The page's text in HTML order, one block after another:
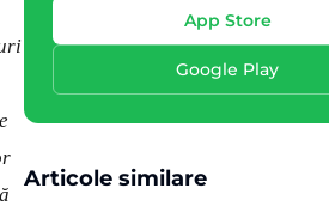
App Store
Google Play
Articole similare